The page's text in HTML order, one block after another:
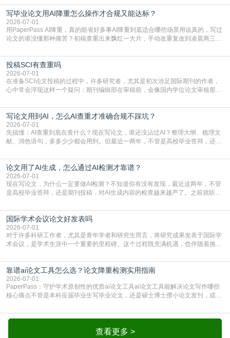
广阔学术天地的大门，连接着个体研究与社会网络。本篇AEIC学术交流中心小编
就为大家介绍“学术会议投稿意义”。一、加速研究成果的传播与反馈学术会议通
常具有周期短、时效性强的特点。相比期刊漫长的
写毕业论文用AI降重怎么操作才合规又能达标？
2026-07-01
用PaperPass AI降重，真的能省好多事AI降重到底适合哪些场景用说真的，写过
论文的谁没懂那种痛苦？初稿查重出来飘红一大片，手动改重复改到凌晨两三
到秃头。这时候靠谱的AI降重真的就是救命稻草，选对工具，半天就能搞定你两
三天都做不完的事。不是所有人都需要用AI降重，但如果你符合下面这些场景，
真的可以试试：初稿写完重复率远超要
投稿SCI有查重吗
2026-07-01
在准备SCI论文投稿的过程中，许多研究者，尤其是初次涉足国际期刊的作者，
心中常会浮现这样一个疑问：期刊编辑部在审稿前，会像国内学位论文审核那
论文的初审通过率。实际上，SCI期刊对重复内容的审查是严谨投稿流程中不可
或缺的一环。本篇AEIC学术交流中心小编就为大家介绍“投稿SCI有查重吗”。
一、查重是标准流程答案是明确的：绝大多数S
写论文用到AI，怎么AI查重才准确合规不踩坑？
2026-07-01
先搞懂：AI查重到底在查什么？现在写论文，谁还没沾过AI？整理大纲、梳理文
献、润色语句，多多少少都会用到。但最近一两年，不管是高校毕业答辩，还是
须加做AI查重。很多人分不清，AI查重和普通查重到底有啥区别？这里说透：普
通查重查的是你的文字和已公开文献的重复比例，防的是抄袭；AI查重查的是你
的内容里，有多少是AI生成的，防的是过
论文用了AI生成，怎么通过AI检测才靠谱？
2026-07-01
现在写论文，为什么一定要做AI检测？不知道你有没有发现，最近这两年，不管
是高校毕业答辩，还是期刊投稿，对AI生成内容的检查越来越严了。之前就听身
要求修改，还差点被判定学术不规范，真的太冤了。现在国内多数高校和核心期
刊，都已经明确出台了相关规定：如果使用AI生成内容辅助写作，必须明确标
注，未标注的AI生成内容会被认定为不符合学
国际学术会议论文好发表吗
2026-07-01
对于许多科研工作者，尤其是青年学者和研究生而言，将研究成果发表于国际学
术会议，是学术生涯中一个重要的里程碑。这个过程既充满机遇，也伴随着挑
疑问：国际学术会议论文到底好不好发表？其价值和难度究竟如何衡量。本篇
AEIC学术交流中心小编就为大家介绍“国际学术会议论文好发表吗”。一、会议论
文发表的相对优势与期刊论文相比，国际会议论文的发
靠谱ai论文工具怎么选？论文降重检测实用指南
2026-07-01
PaperPass：守护学术原创性的优质ai论文工具ai论文工具能解决论文写作哪些
核心痛点不管是本科应届毕业生写毕业论文，还是硕士博士攒小论文发刊，或是
自己逐句读逐句改，熬好几个大夜不说，还经常改不到点上，交上去才发现重复
率超标，再返工太折腾。现在有了成熟的ai论文工具，这些痛点基本都能高效解
决。靠谱的ai论文工具，不止能帮你梳查看更多 >